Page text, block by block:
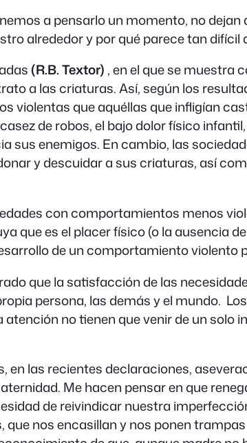
a pensarlo un momento, no dejan
alrededor y por qué parece tan difícil
(R.B. Textor) , en el que se muestra
a las criaturas. Así, según los
violentas que aquéllas que infligían
de robos, el bajo dolor físico
sus enemigos. En cambio, las
y descuidar a sus criaturas, así
con comportamientos menos
que es el placer físico (o la ausencia
de un comportamiento violento
que la satisfacción de las
persona, las demás y el mundo.
no tienen que venir de un solo
las recientes declaraciones,
Me hacen pensar en que
de reivindicar nuestra
nos encasillan y nos ponen